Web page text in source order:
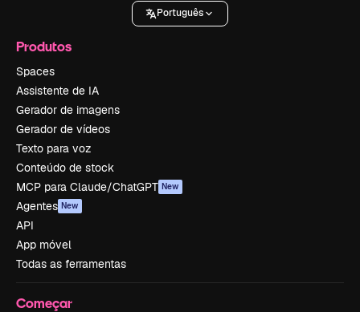
Português
Produtos
Spaces
Assistente de IA
Gerador de imagens
Gerador de vídeos
Texto para voz
Conteúdo de stock
MCP para Claude/ChatGPT New
Agentes New
API
App móvel
Todas as ferramentas
Começar